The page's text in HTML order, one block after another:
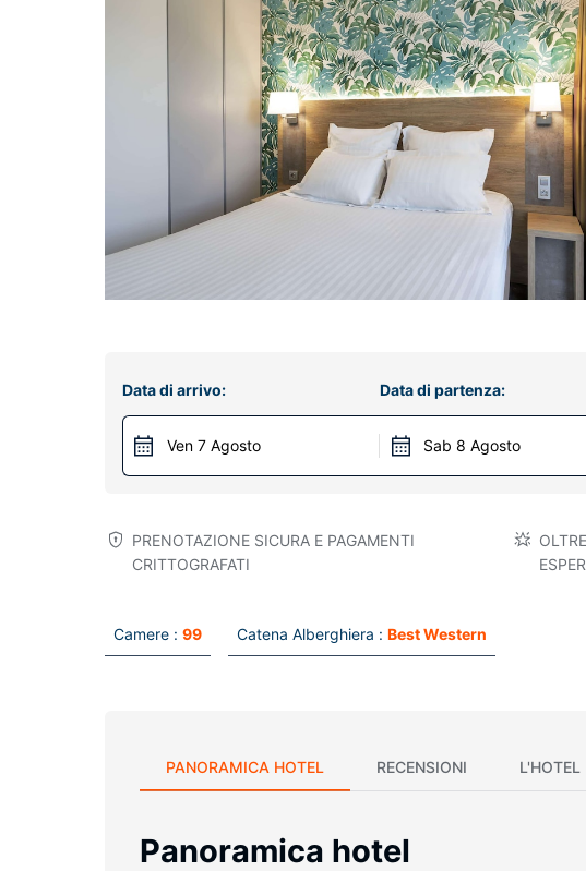
Data di arrivo:
Ven 7 Agosto
Data di partenza:
Sab 8 Agosto
PRENOTAZIONE SICURA E PAGAMENTI
CRITTOGRAFATI
Camere : 99 Catena Alberghiera : Best Western
PANORAMICA HOTEL RECENSIONI L'HOTEL
Panoramica hotel